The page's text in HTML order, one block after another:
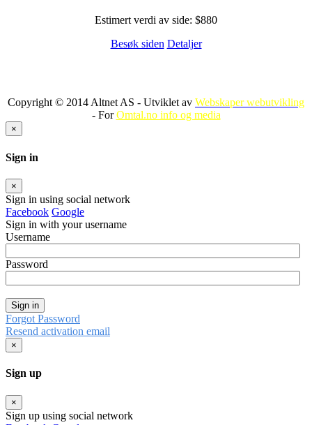
Estimert verdi av side: $880
Besøk siden Detaljer
Copyright © 2014 Altnet AS - Utviklet av Webskaper webutvikling
- ForOmtal.no info og media
×
Sign in
×
Sign in using social network
Facebook Google
Sign in with your username
Username
Password
Sign in
Forgot Password
Resend activation email
×
Sign up
×
Sign up using social network